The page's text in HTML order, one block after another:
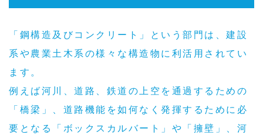
「鋼構造及びコンクリート」という部門は、建設
系や農業土木系の様々な構造物に利活用されてい
ます。
例えば河川、道路、鉄道の上空を通過するための
「橋梁」、道路機能を如何なく発揮するために必
要となる「ボックスカルバート」や「擁壁」、河